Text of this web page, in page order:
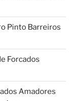
Pinto Barreiros
Forcados
Amadores